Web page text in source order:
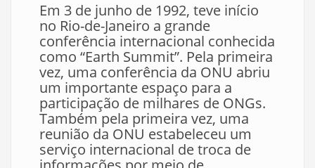
Em 3 de junho de 1992, teve início
no Rio-de-Janeiro a grande
conferência internacional conhecida
como “Earth Summit”. Pela primeira
vez, uma conferência da ONU abriu
um importante espaço para a
participação de milhares de ONGs.
Também pela primeira vez, uma
reunião da ONU estabeleceu um
serviço internacional de troca de